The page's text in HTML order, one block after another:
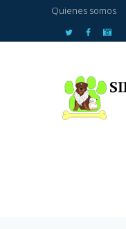
Quienes somos